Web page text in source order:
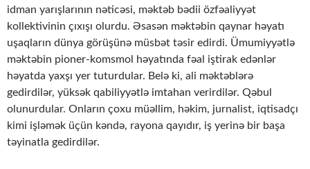
idman yarışlarının nəticəsi, məktəb bədii özfəaliyyət
kollektivinin çıxışı olurdu. Əsasən məktəbin qaynar həyatı
uşaqların dünya görüşünə müsbət təsir edirdi. Ümumiyyətlə
məktəbin pioner-komsmol həyatında fəal iştirak edənlər
həyatda yaxşı yer tuturdular. Belə ki, ali məktəblərə
gedirdilər, yüksək qabiliyyətlə imtahan verirdilər. Qəbul
olunurdular. Onların çoxu müəllim, həkim, jurnalist, iqtisadçı
kimi işləmək üçün kəndə, rayona qayıdır, iş yerinə bir başa
təyinatla gedirdilər.